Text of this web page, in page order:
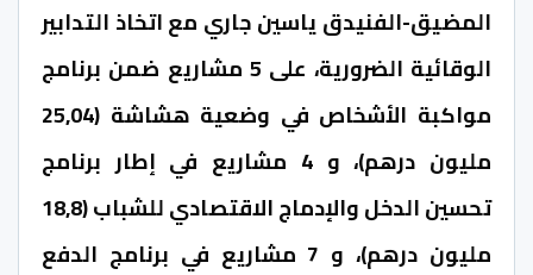
المضيق-الفنيدق ياسين جاري مع اتخاذ التدابير
الوقائية الضرورية، على 5 مشاريع ضمن برنامج
مواكبة الأشخاص في وضعية هشاشة (25,04
مليون درهم)، و 4 مشاريع في إطار برنامج
تحسين الدخل والإدماج الاقتصادي للشباب (18,8
مليون درهم)، و 7 مشاريع في برنامج الدفع